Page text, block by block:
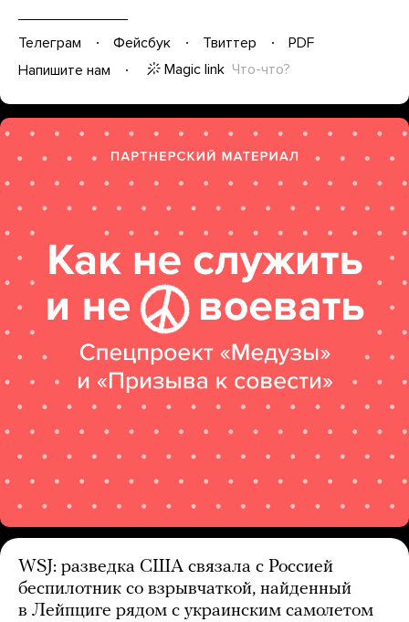
Телеграм Фейсбук Твиттер
PDF
Напишите нам
Magic link Что-что?
WSJ: разведка США связала с Россией
беспилотник со взрывчаткой, найденный
в Лейпциге рядом с украинским самолетом